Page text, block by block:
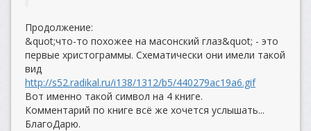
Продолжение:
&quot;что-то похожее на масонский глаз&quot; - это
первые христограммы. Схематически они имели такой
вид
http://s52.radikal.ru/i138/1312/b5/440279ac19a6.gif
Вот именно такой символ на 4 книге.
Комментарий по книге всё же хочется услышать...
БлагоДарю.